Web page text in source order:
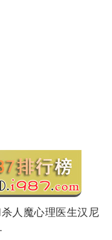
人魔心理医生汉尼